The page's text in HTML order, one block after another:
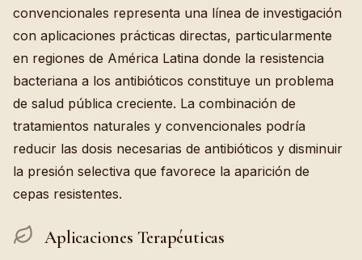
convencionales representa una línea de investigación
con aplicaciones prácticas directas, particularmente
en regiones de América Latina donde la resistencia
bacteriana a los antibióticos constituye un problema
de salud pública creciente. La combinación de
tratamientos naturales y convencionales podría
reducir las dosis necesarias de antibióticos y disminuir
la presión selectiva que favorece la aparición de
cepas resistentes.
Aplicaciones Terapéuticas